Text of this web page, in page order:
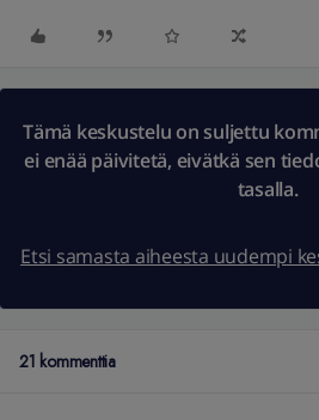
Tämä keskustelu on suljettu
ei enää päivitetä, eivätkä sen
tasalla.
Etsi samasta aiheesta uudempi
21 kommenttia